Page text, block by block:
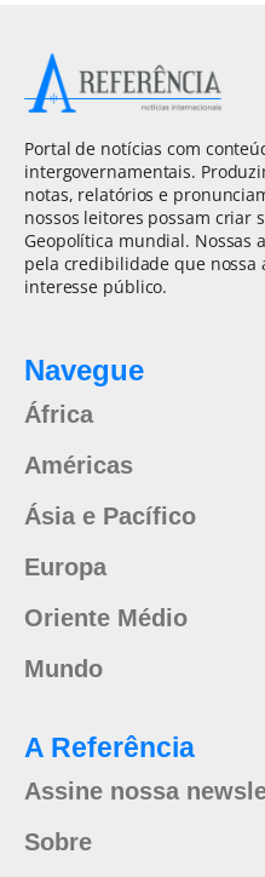
Portal de notícias com
intergovernamentais.
notas, relatórios e
nossos leitores possam criar
Geopolítica mundial. Nossas
pela credibilidade que
interesse público.
Navegue
África
Américas
Ásia e Pacífico
Europa
Oriente Médio
Mundo
A Referência
Assine nossa
Sobre